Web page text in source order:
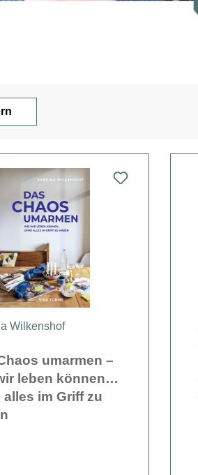
Wilkenshof
umarmen –
leben können,
alles im Griff zu